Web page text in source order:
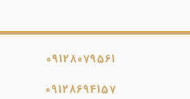
09128079561
09128694157